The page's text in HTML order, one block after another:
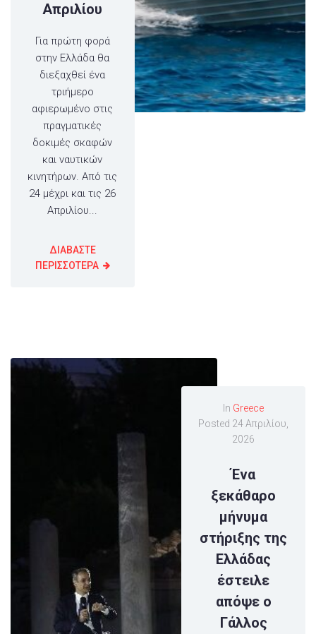
Απριλίου
Για πρώτη φορά
στην Ελλάδα θα
διεξαχθεί ένα
τριήμερο
αφιερωμένο στις
πραγματικές
δοκιμές σκαφών
και ναυτικών
κινητήρων. Από τις
24 μέχρι και τις 26
Απριλίου...
ΔΙΑΒΑΣΤΕ
ΠΕΡΙΣΣΟΤΕΡΑ
In Greece
Posted 24 Απριλίου,
2026
Ένα
ξεκάθαρο
μήνυμα
στήριξης της
Ελλάδας
έστειλε
απόψε ο
Γάλλος